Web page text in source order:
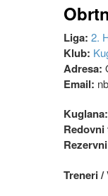
Liga: 2.
Klub:
Adresa:
Email:
Kuglana:
Treneri /